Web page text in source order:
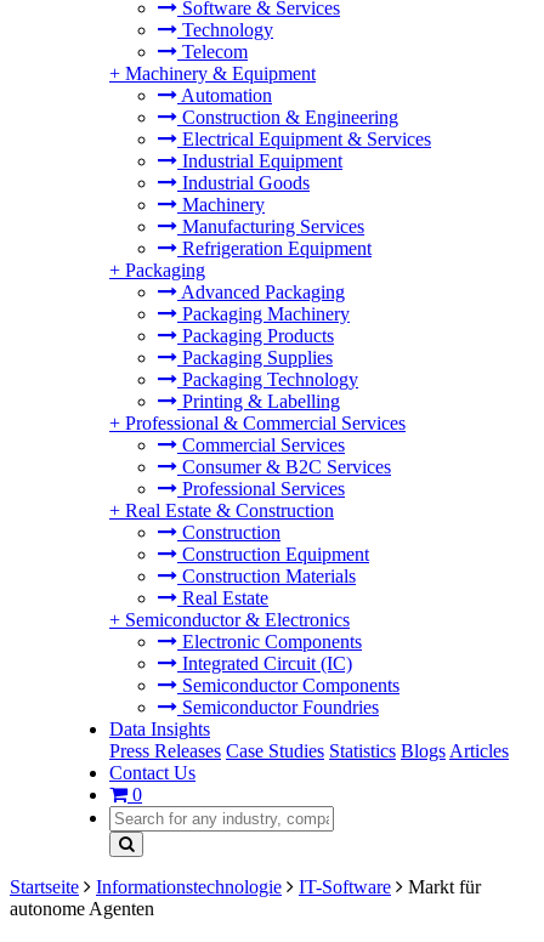
Software & Services
Technology
Telecom
+ Machinery & Equipment
Automation
Construction & Engineering
Electrical Equipment & Services
Industrial Equipment
Industrial Goods
Machinery
Manufacturing Services
Refrigeration Equipment
+ Packaging
Advanced Packaging
Packaging Machinery
Packaging Products
Packaging Supplies
Packaging Technology
Printing & Labelling
+ Professional & Commercial Services
Commercial Services
Consumer & B2C Services
Professional Services
+ Real Estate & Construction
Construction
Construction Equipment
Construction Materials
Real Estate
+ Semiconductor & Electronics
Electronic Components
Integrated Circuit (IC)
Semiconductor Components
Semiconductor Foundries
Data Insights
Press Releases Case Studies Statistics Blogs Articles
Contact Us
0
Startseite Informationstechnologie IT-Software
Markt für
autonome Agenten